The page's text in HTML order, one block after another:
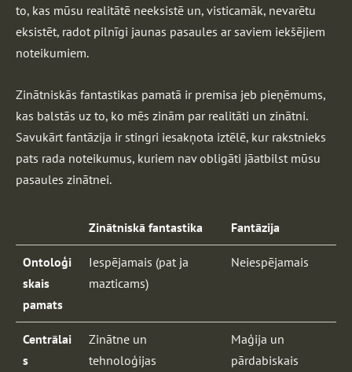
to, kas mūsu realitātē neeksistē un, visticamāk, nevarētu
eksistēt, radot pilnīgi jaunas pasaules ar saviem iekšējiem
noteikumiem.
Zinātniskās fantastikas pamatā ir premisa jeb pieņēmums,
kas balstās uz to, ko mēs zinām par realitāti un zinātni.
Savukārt fantāzija ir stingri iesakņota iztēlē, kur rakstnieks
pats rada noteikumus, kuriem nav obligāti jāatbilst mūsu
pasaules zinātnei.
Zinātniskā fantastika Fantāzija
Ontoloģi
skais
pamats
Iespējamais (pat ja
mazticams)
Neiespējamais
Centrālai
s
Zinātne un
tehnoloģijas
Maģija un
pārdabiskais